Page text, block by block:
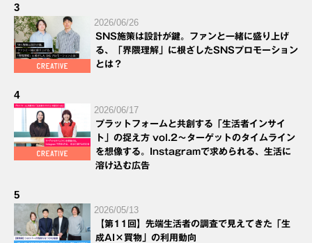
3
2026/06/26
SNS施策は設計が鍵。ファンと一緒に盛り上げ
る、「界隈理解」に根ざしたSNSプロモーション
とは？
4
2026/06/17
プラットフォームと共創する「生活者インサイ
ト」の捉え方 vol.2～ターゲットのタイムライン
を想像する。Instagramで求められる、生活に
溶け込む広告
5
2026/05/13
【第11回】先端生活者の調査で見えてきた「生
成AI×買物」の利用動向